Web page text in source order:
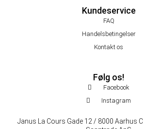
Kundeservice
FAQ
Handelsbetingelser
Kontakt os
Følg os!
Facebook
Instagram
Janus La Cours Gade 12 / 8000 Aarhus